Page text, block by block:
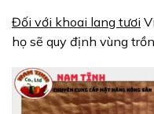
Đối với khoai lang tươi
họ sẽ quy định vùng